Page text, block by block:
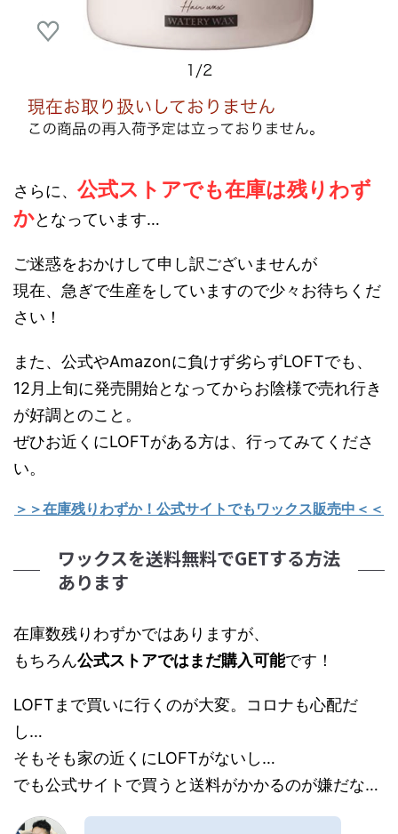
さらに、 公式ストアでも在庫は残りわず
かとなっています…
ご迷惑をおかけして申し訳ございませんが
現在、急ぎで生産をしていますので少々お待ちくだ
さい！
また、公式やAmazonに負けず劣らずLOFTでも、
12月上旬に発売開始となってからお陰様で売れ行き
が好調とのこと。
ぜひお近くにLOFTがある方は、行ってみてくださ
い。
＞＞在庫残りわずか！公式サイトでもワックス販売中＜＜
ワックスを送料無料でGETする方法
あります
在庫数残りわずかではありますが、
もちろん公式ストアではまだ購入可能です！
LOFTまで買いに行くのが大変。コロナも心配だ
し…
そもそも家の近くにLOFTがないし…
でも公式サイトで買うと送料がかかるのが嫌だな…